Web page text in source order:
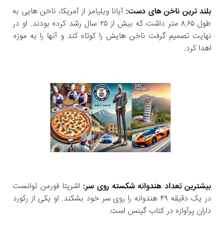
بلند ترین ناخن‌ های دست:
آیانا ویلیامز از آمریکا، ناخن‌ هایی به
طول ۸.۶۵ متر داشت که بیش از ۲۵ سال رشد کرده بودند. او در
نهایت تصمیم گرفت ناخن‌ هایش را کوتاه کند و آنها را به موزه
اهدا کرد.
بیشترین تعداد هندوانه شکسته روی سر: اشریتا فورمن توانست
در یک دقیقه ۴۹ هندوانه را روی سر خود بشکند. او یکی از رکورد
داران پرآوازه در کتاب گینس است.